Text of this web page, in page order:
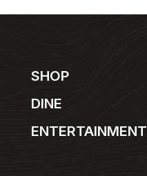
SHOP
DINE
ENTERTAINMENT